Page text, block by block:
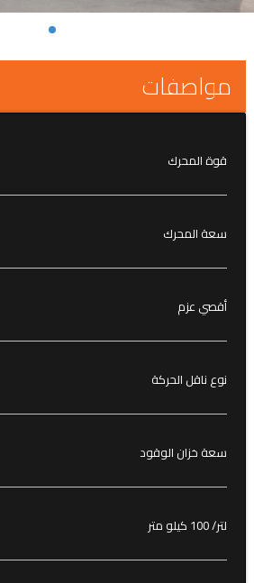
مواصفات
قوة المحرك
سعة المحرك
أقصي عزم
نوع ناقل الحركة
سعة خزان الوقود
لتر/ 100 كيلو متر